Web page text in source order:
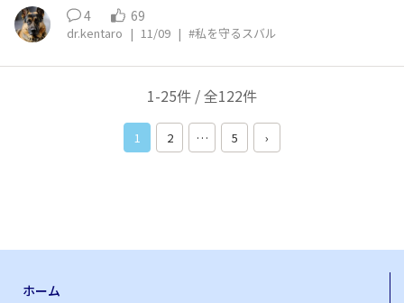
いなかった。 その五十里ダム見晴台を過ぎてカーブに差
し掛かるところでなんだか胸騒ぎがして、最徐行に切り替
と。 先はスノーシェッドはあるものの、曲がりながらの
下りカーブの道。 路面は相変わらずのジャバジャバ。 思
ーブの左側突端に車が突っ込んでいた。 「あらぁ(´･ω･
`)」 ワタスがそれを呟く間も無く我が家もツーっと滑り
声が出てだと思う。 その車にもガードレールにも壁にも
った！！！マジで！！」 ワタス「もうスゲー！なんかス
と話しながらまとめたものです。 私が前のタクシーにぶ
つかることはありませんでしたが、 後ろの軽自動車に追
突され、愛車レヴォーグが少し凹んでしまいました。ごめ
んよ、レヴォーグ ■ 一瞬の出来事 雨が降っていた日のこ
と。 片側2車線の道路を走行中、前を走るタクシーが突然
ブレーキを踏んだ。 その瞬間、少し遅れてブレーキを踏
もうとしたが、その前にレヴォーグのプリクラッシュブレ
ーキが作動。 正直、ジム帰りで少し頭がぼーっとしてい
ブレーキは、「あくまで補助機能」くらいに思っていまし
は想像以上。 「もしもの時、車が自分を助けてくれる」
4 69
dr.kentaro | 11/09 | #私を守るスバル
1-25件 / 全122件
1 2 … 5 ›
ホーム